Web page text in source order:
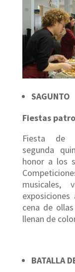
SAGUNTO
Fiestas
Fiesta de
segunda
honor a los
musicales,
cena de
llenan de
BATALLA